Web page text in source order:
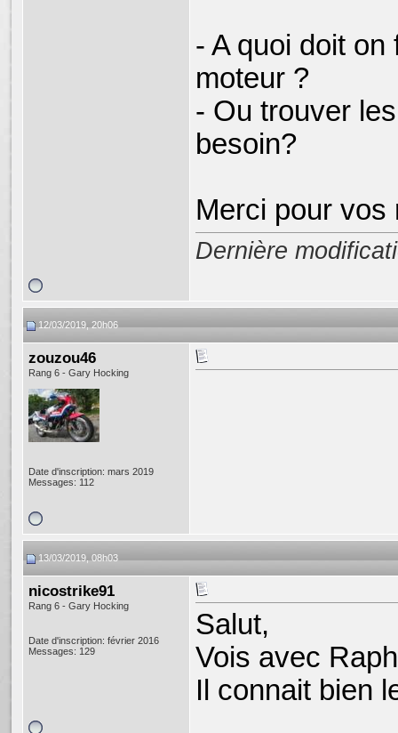
- A quoi doit
moteur ?
- Ou trouver
besoin?
Merci pour vos
Dernière
12/03/2019, 20h06
zouzou46
Rang 6 - Gary Hocking
Date d'inscription: mars 2019
Messages: 112
13/03/2019, 08h03
nicostrike91
Rang 6 - Gary Hocking
Date d'inscription: février 2016
Messages: 129
Salut,
Vois avec
Il connait bien